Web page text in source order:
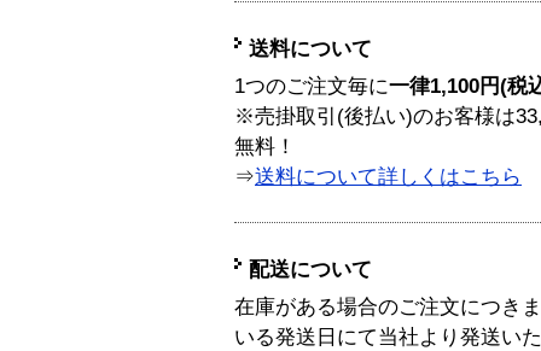
送料について
1つのご注文毎に一律1,100円(税
※売掛取引(後払い)のお客様は
無料！
⇒送料について詳しくはこちら
配送について
在庫がある場合のご注文につき
いる発送日にて当社より発送い